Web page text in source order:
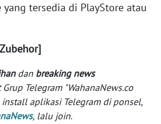
tersedia di PlayStore atau
dan breaking news
Telegram "WahanaNews.co
aplikasi Telegram di ponsel,
, lalu join.